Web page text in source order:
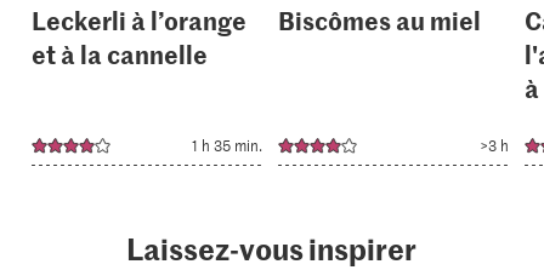
Leckerli à l’orange
et à la cannelle
1 h 35 min.
Biscômes au miel
>3 h
Laissez-vous inspirer